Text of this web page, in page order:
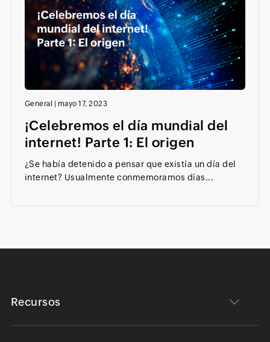
General | mayo 17, 2023
¡Celebremos el día mundial del
internet! Parte 1: El origen
¿Se había detenido a pensar que existía un día del
internet? Usualmente conmemoramos días...
Recursos